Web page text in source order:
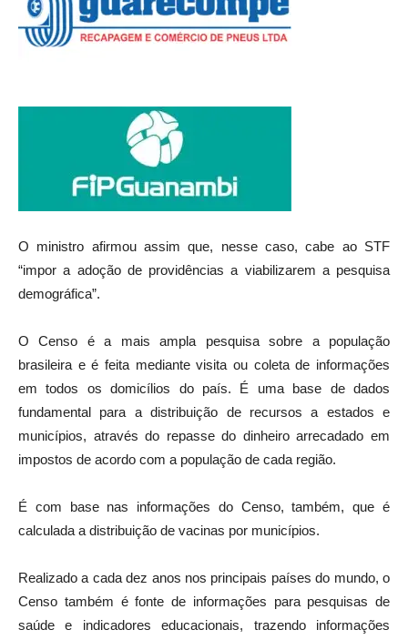
O ministro afirmou assim que, nesse caso, cabe ao STF
“impor a adoção de providências a viabilizarem a pesquisa
demográfica”.
O Censo é a mais ampla pesquisa sobre a população
brasileira e é feita mediante visita ou coleta de informações
em todos os domicílios do país. É uma base de dados
fundamental para a distribuição de recursos a estados e
municípios, através do repasse do dinheiro arrecadado em
impostos de acordo com a população de cada região.
É com base nas informações do Censo, também, que é
calculada a distribuição de vacinas por municípios.
Realizado a cada dez anos nos principais países do mundo, o
Censo também é fonte de informações para pesquisas de
saúde e indicadores educacionais, trazendo informações